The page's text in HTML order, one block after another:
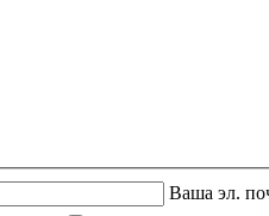
Ваша эл.